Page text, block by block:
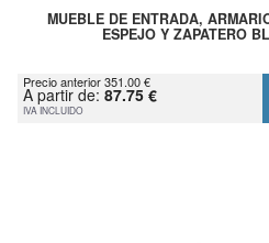
MUEBLE DE ENTRADA,
ESPEJO Y ZAPATERO
Precio anterior 351.00 €
A partir de: 87.75 €
IVA INCLUIDO